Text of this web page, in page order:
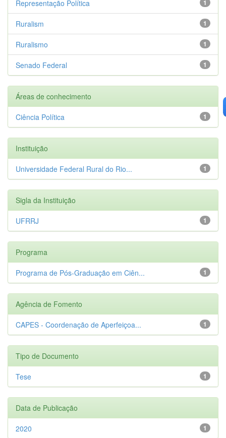
1
Representação Política
1
Ruralism
1
Ruralismo
1
Senado Federal
Áreas de conhecimento
1
Ciência Política
Instituição
1
Universidade Federal Rural do Rio...
Sigla da Instituição
1
UFRRJ
Programa
1
Programa de Pós-Graduação em Ciên...
Agência de Fomento
1
CAPES - Coordenação de Aperfeiçoa...
Tipo de Documento
1
Tese
Data de Publicação
1
2020